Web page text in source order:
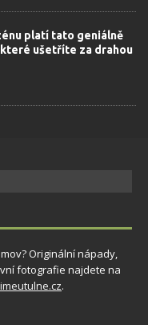
platí tato geniálně
ušetříte za drahou
Originální nápady,
fotografie najdete na
.